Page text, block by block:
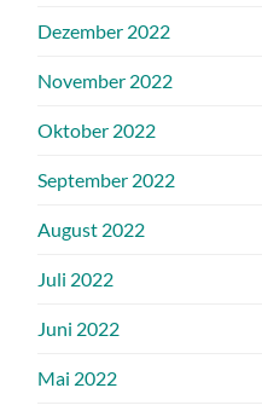
Dezember 2022
November 2022
Oktober 2022
September 2022
August 2022
Juli 2022
Juni 2022
Mai 2022